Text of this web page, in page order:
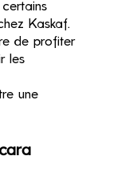
Kaskaf.
de profiter
les
une